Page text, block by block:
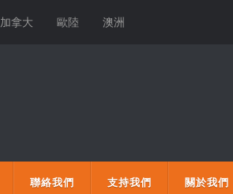
加拿大 歐陸 澳洲
聯絡我們 支持我們 關於我們